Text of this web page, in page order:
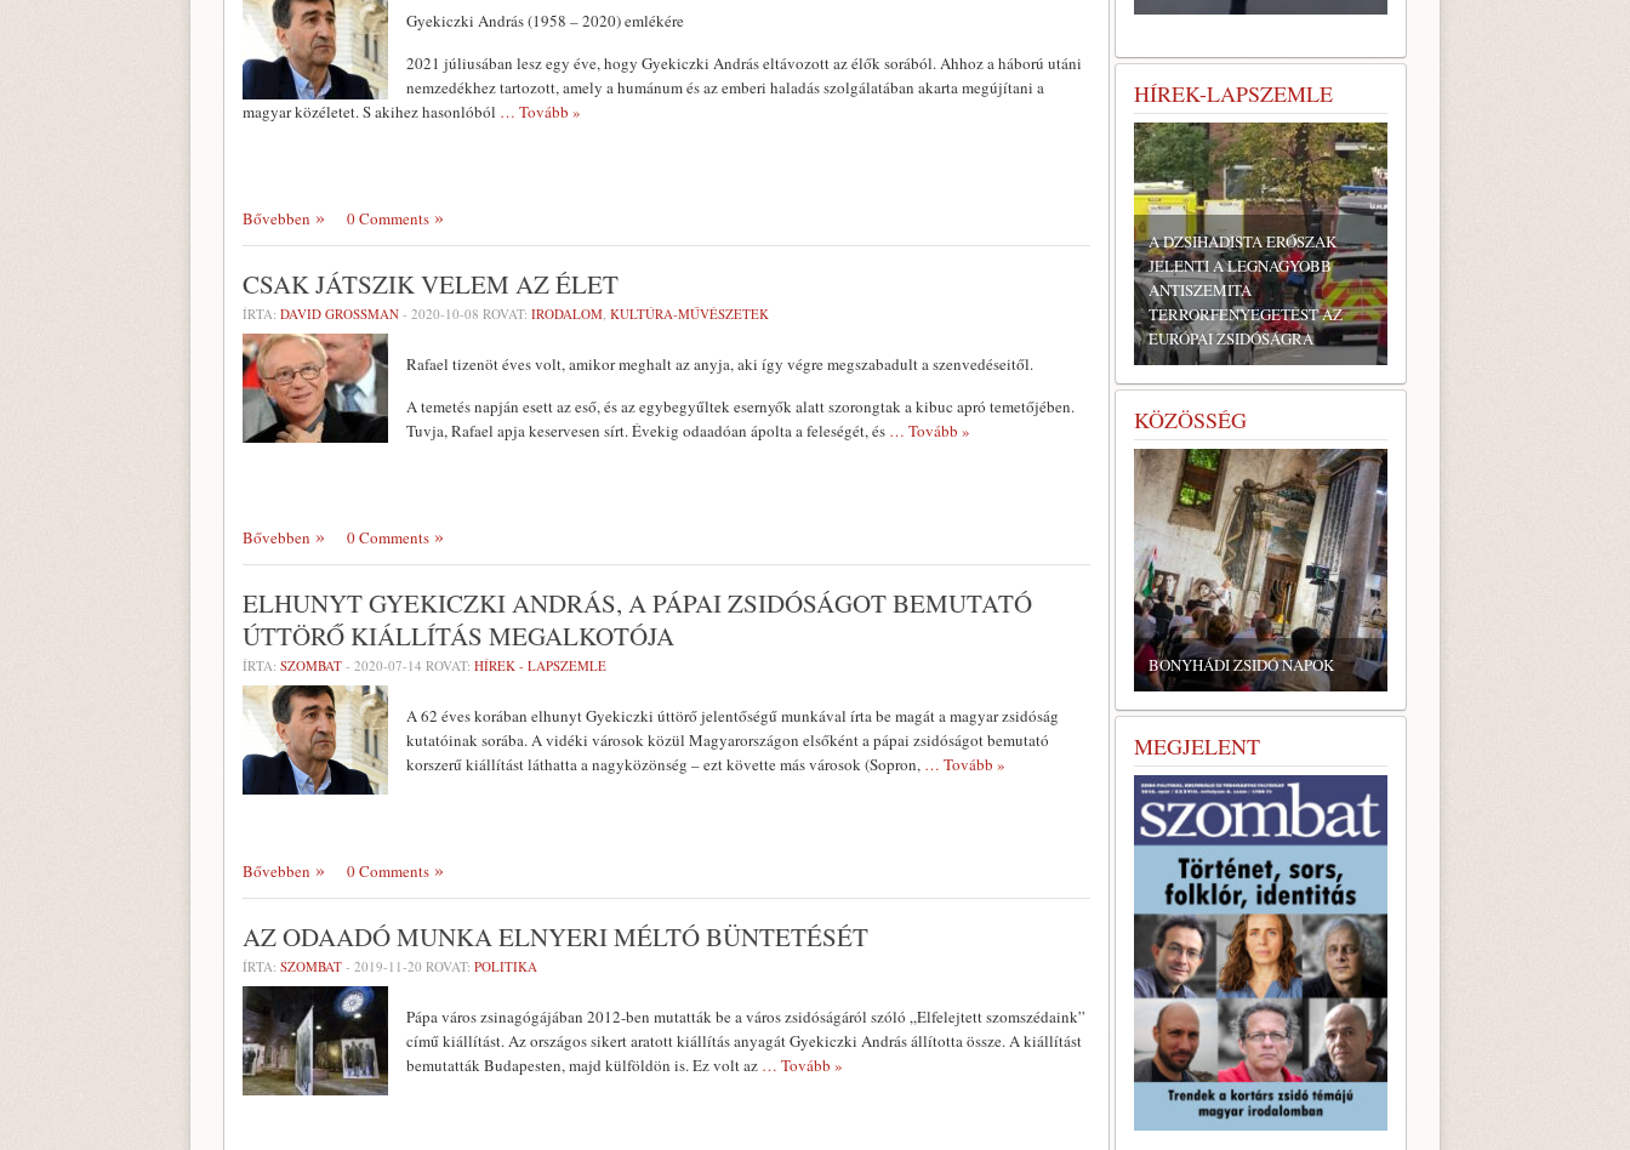
Gyekiczki András (1958 – 2020) emlékére
2021 júliusában lesz egy éve, hogy Gyekiczki András eltávozott az élők sorából. Ahhoz a háború utáni
nemzedékhez tartozott, amely a humánum és az emberi haladás szolgálatában akarta megújítani a
magyar közéletet. S akihez hasonlóból … Tovább »
Bővebben 0 Comments
CSAK JÁTSZIK VELEM AZ ÉLET
ÍRTA: DAVID GROSSMAN - 2020-10-08 ROVAT: IRODALOM, KULTÚRA-MŰVÉSZETEK
Rafael tizenöt éves volt, amikor meghalt az anyja, aki így végre megszabadult a szenvedéseitől.
A temetés napján esett az eső, és az egybegyűltek esernyők alatt szorongtak a kibuc apró temetőjében.
Tuvja, Rafael apja keservesen sírt. Évekig odaadóan ápolta a feleségét, és … Tovább »
Bővebben 0 Comments
ELHUNYT GYEKICZKI ANDRÁS, A PÁPAI ZSIDÓSÁGOT BEMUTATÓ
ÚTTÖRŐ KIÁLLÍTÁS MEGALKOTÓJA
ÍRTA: SZOMBAT - 2020-07-14 ROVAT: HÍREK - LAPSZEMLE
A 62 éves korában elhunyt Gyekiczki úttörő jelentőségű munkával írta be magát a magyar zsidóság
kutatóinak sorába. A vidéki városok közül Magyarországon elsőként a pápai zsidóságot bemutató
korszerű kiállítást láthatta a nagyközönség – ezt követte más városok (Sopron, … Tovább »
Bővebben 0 Comments
AZ ODAADÓ MUNKA ELNYERI MÉLTÓ BÜNTETÉSÉT
ÍRTA: SZOMBAT - 2019-11-20 ROVAT: POLITIKA
Pápa város zsinagógájában 2012-ben mutatták be a város zsidóságáról szóló „Elfelejtett szomszédaink”
című kiállítást. Az országos sikert aratott kiállítás anyagát Gyekiczki András állította össze. A kiállítást
bemutatták Budapesten, majd külföldön is. Ez volt az … Tovább »
HÍREK-LAPSZEMLE
A DZSIHADISTA ERŐSZAK
JELENTI A LEGNAGYOBB
ANTISZEMITA
TERRORFENYEGETÉST AZ
EURÓPAI ZSIDÓSÁGRA
KÖZÖSSÉG
BONYHÁDI ZSIDÓ NAPOK
MEGJELENT